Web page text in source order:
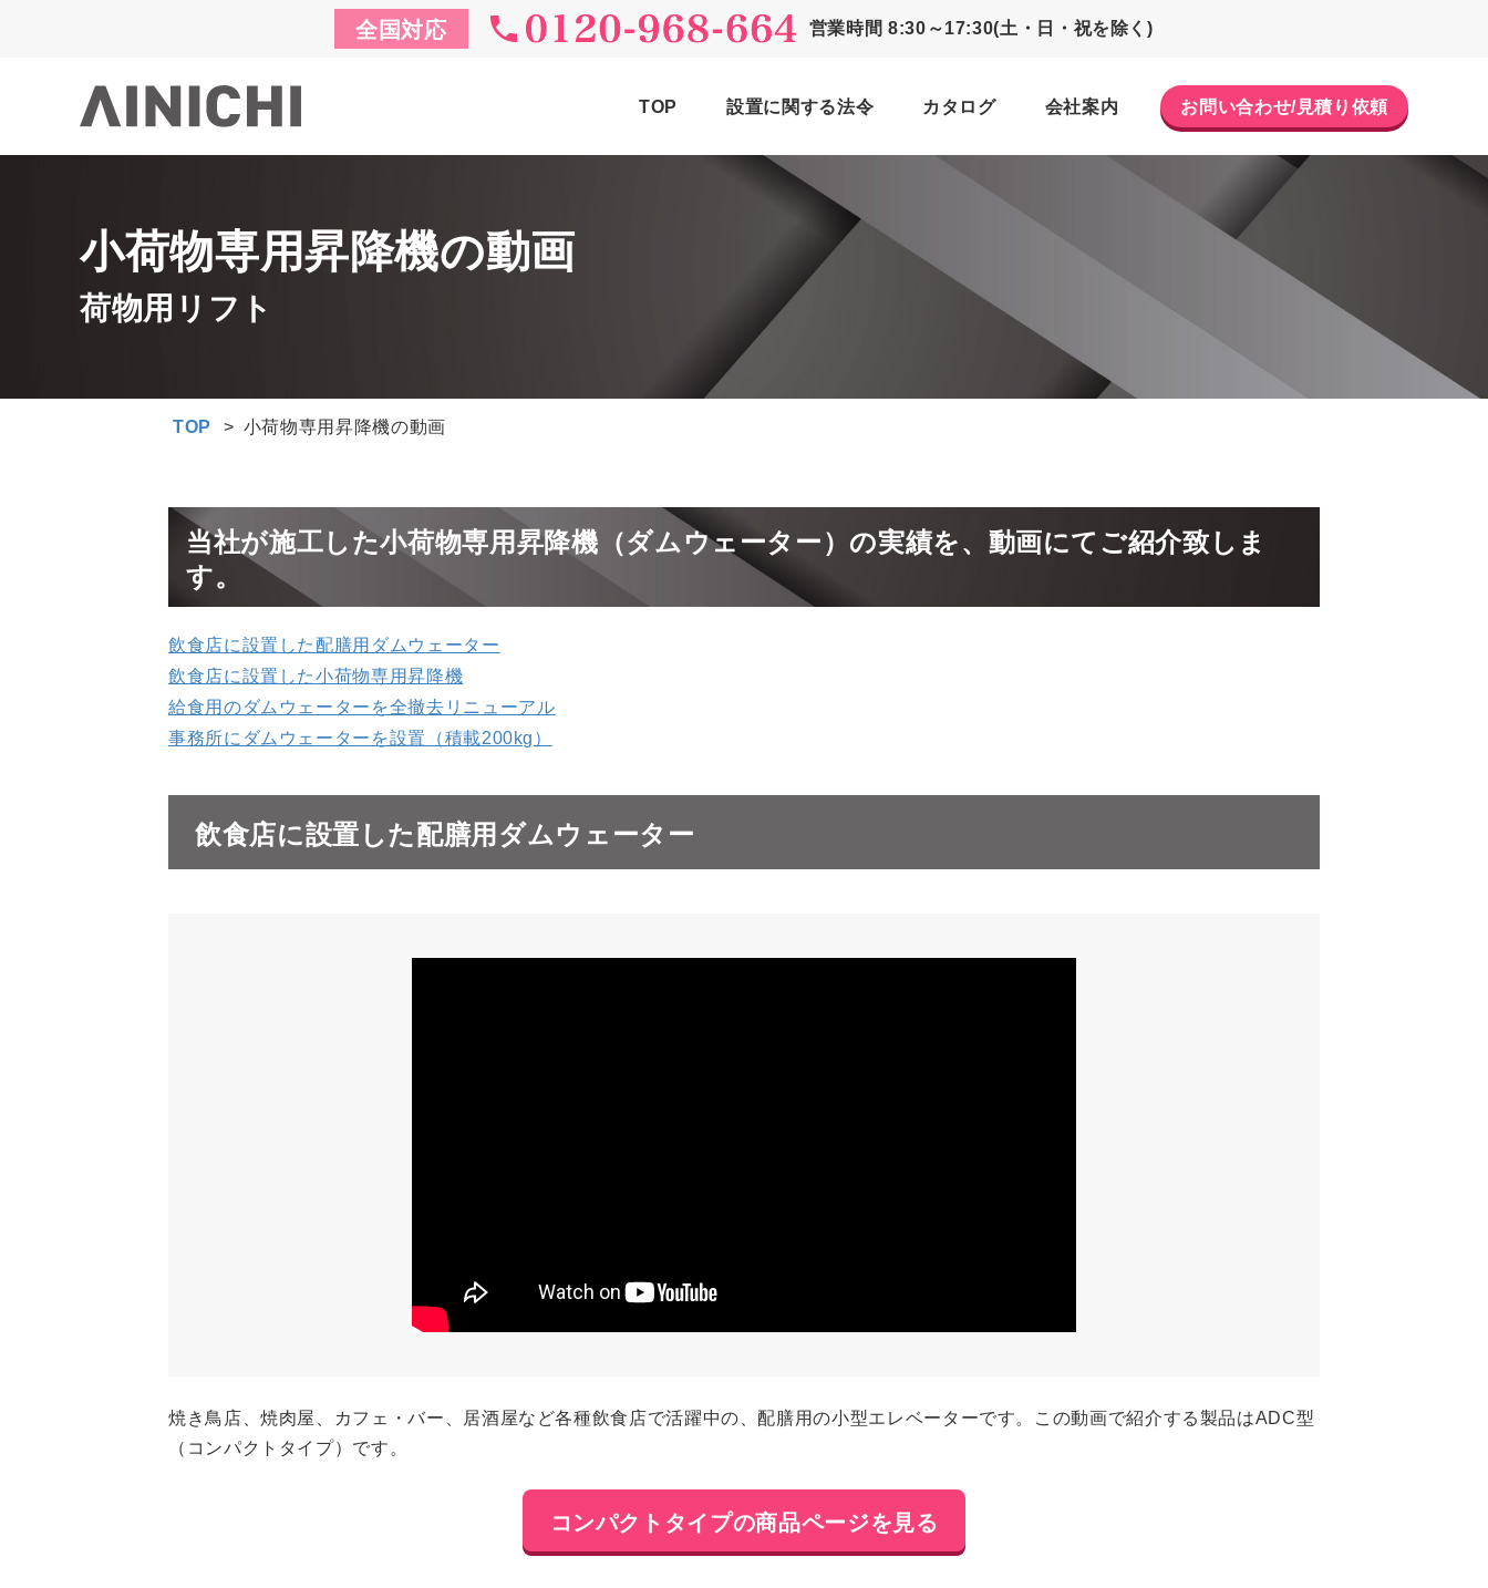
全国対応 営業時間 8:30～17:30(土・日・祝を除く)
TOP 設置に関する法令 カタログ 会社案内 お問い合わせ/見積り依頼
小荷物専用昇降機の動画
荷物用リフト
TOP > 小荷物専用昇降機の動画
当社が施工した小荷物専用昇降機（ダムウェーター）の実績を、動画にてご紹介致しま
す。
飲食店に設置した配膳用ダムウェーター
飲食店に設置した小荷物専用昇降機
給食用のダムウェーターを全撤去リニューアル
事務所にダムウェーターを設置（積載200kg）
飲食店に設置した配膳用ダムウェーター
焼き鳥店、焼肉屋、カフェ・バー、居酒屋など各種飲食店で活躍中の、配膳用の小型エレベーターです。この動画で紹介する製品はADC型
（コンパクトタイプ）です。
コンパクトタイプの商品ページを見る